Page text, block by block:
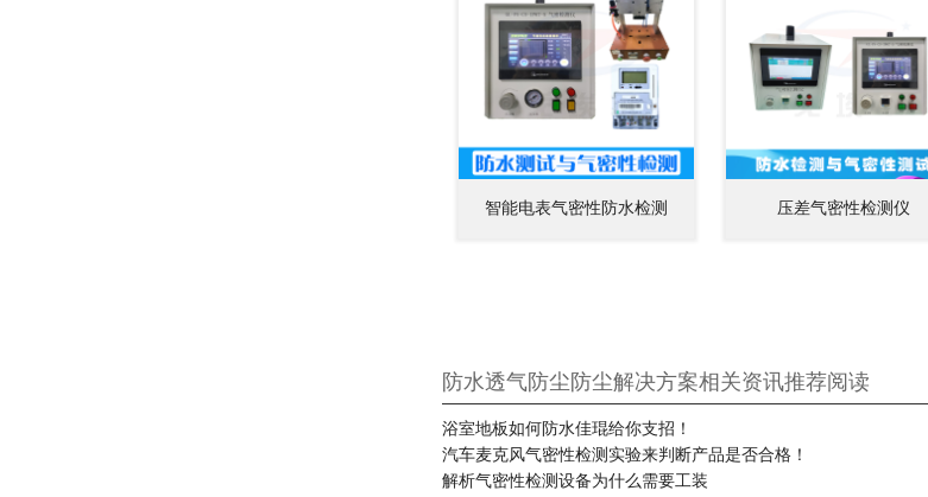
智能电表气密性防水检测 压差气密性检测仪
防水透气防尘防尘解决方案相关资讯推荐阅读
浴室地板如何防水佳琨给你支招！
汽车麦克风气密性检测实验来判断产品是否合格！
解析气密性检测设备为什么需要工装